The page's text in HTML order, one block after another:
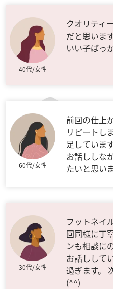
40代/女性
クオリティ
だと思いま
いい子ばっ
60代/女性
前回の仕上
リピートし
足していま
お話ししな
たいと思いま
30代/女性
フットネイ
回同様に丁
ンも相談に
お話しして
過ぎます。
(^^)